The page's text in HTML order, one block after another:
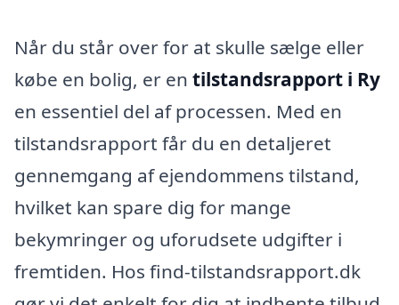
Når du står over for at skulle sælge eller
købe en bolig, er en tilstandsrapport i Ry
en essentiel del af processen. Med en
tilstandsrapport får du en detaljeret
gennemgang af ejendommens tilstand,
hvilket kan spare dig for mange
bekymringer og uforudsete udgifter i
fremtiden. Hos find-tilstandsrapport.dk